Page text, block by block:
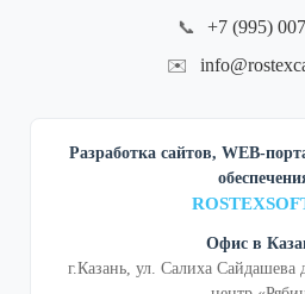
📞 +7 (995)
✉️
Разработка сайтов, WEB-
Офис в
г.Казань, ул. Салиха Сайдашева